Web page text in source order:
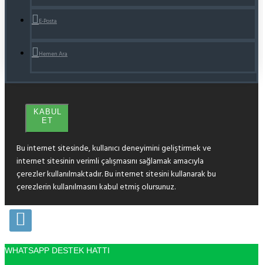
E-Posta
Hemen Ara
KABUL
ET
Bu internet sitesinde, kullanıcı deneyimini geliştirmek ve
internet sitesinin verimli çalışmasını sağlamak amacıyla
çerezler kullanılmaktadır. Bu internet sitesini kullanarak bu
çerezlerin kullanılmasını kabul etmiş olursunuz.
WHATSAPP DESTEK HATTI